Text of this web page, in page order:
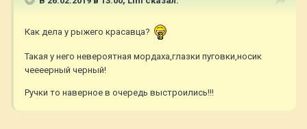
Как дела у рыжего красавца?
Такая у него невероятная мордаха,глазки пуговки,носик
чеееерный черный!
Ручки то наверное в очередь выстроились!!!